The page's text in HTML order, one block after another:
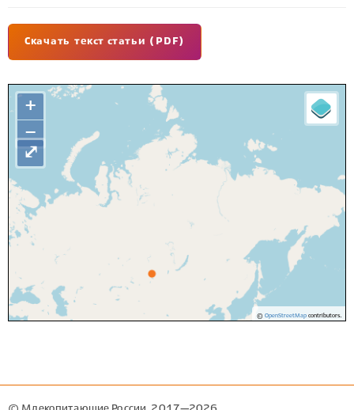
Скачать текст статьи (PDF)
+
−
© OpenStreetMapcontributors.
⤢